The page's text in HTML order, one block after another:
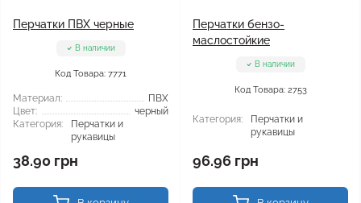
Перчатки ПВХ черные
В наличии
Код Товара: 7771
Материал:
ПВХ
Цвет:
черный
Категория:
Перчатки и
рукавицы
38.90 грн
Перчатки бензо-
маслостойкие
В наличии
Код Товара: 2753
Категория:
Перчатки и
рукавицы
96.96 грн